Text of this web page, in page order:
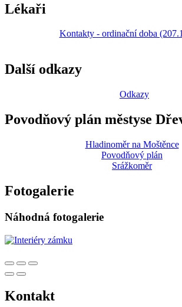
Lékaři
Kontakty - ordinační doba
Další odkazy
Odkazy
Povodňový plán městyse
Hladinoměr na Moštěnce
Povodňový plán
Srážkoměr
Fotogalerie
Náhodná fotogalerie
Kontakt